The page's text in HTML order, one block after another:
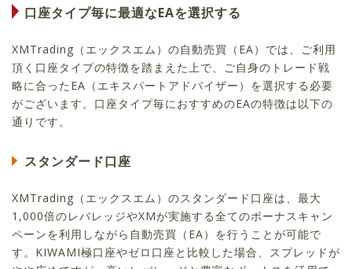
口座タイプ毎に最適なEAを選択する
XMTrading（エックスエム）の自動売買（EA）では、ご利用
頂く口座タイプの特徴を踏まえた上で、ご自身のトレード戦
略に合ったEA（エキスパートアドバイザー）を選択する必要
がございます。口座タイプ毎におすすめのEAの特徴は以下の
通りです。
スタンダード口座
XMTrading（エックスエム）のスタンダード口座は、最大
1,000倍のレバレッジやXMが実施する全てのボーナスキャン
ペーンを利用しながら自動売買（EA）を行うことが可能で
す。KIWAMI極口座やゼロ口座と比較した場合、スプレッドが